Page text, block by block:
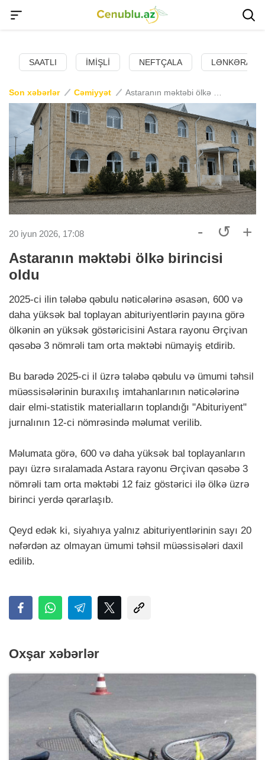
SAATLI İMIŞLI NEFTÇALA LƏNKƏRAN
Son xəbərlər Cəmiyyət
20 iyun 2026, 17:08 - ↺ +
Astaranın məktəbi ölkə birincisi
oldu
2025-ci ilin tələbə qəbulu nəticələrinə əsasən, 600 və
daha yüksək bal toplayan abituriyentlərin payına görə
ölkənin ən yüksək göstəricisini Astara rayonu Ərçivan
qəsəbə 3 nömrəli tam orta məktəbi nümayiş etdirib.
Bu barədə 2025-ci il üzrə tələbə qəbulu və ümumi təhsil
müəssisələrinin buraxılış imtahanlarının nəticələrinə
dair elmi-statistik materialların toplandığı "Abituriyent"
jurnalının 12-ci nömrəsində məlumat verilib.
Məlumata görə, 600 və daha yüksək bal toplayanların
payı üzrə sıralamada Astara rayonu Ərçivan qəsəbə 3
nömrəli tam orta məktəbi 12 faiz göstərici ilə ölkə üzrə
birinci yerdə qərarlaşıb.
Qeyd edək ki, siyahıya yalnız abituriyentlərinin sayı 20
nəfərdən az olmayan ümumi təhsil müəssisələri daxil
edilib.
Oxşar xəbərlər